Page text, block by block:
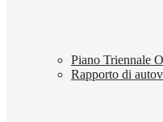
Piano Triennale
Rapporto di